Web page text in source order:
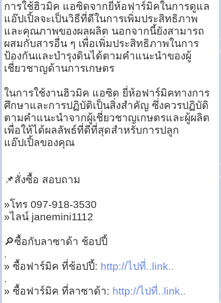
การใช้ฮิวมิค แอซิดจากยี่ห้อฟาร์มิคในการดูแล
แอ๊ปเปิ้ลจะเป็นวิธีที่ดีในการเพิ่มประสิทธิภาพ
และคุณภาพของผลผลิต นอกจากนี้ยังสามารถ
ผสมกับสารอื่น ๆ เพื่อเพิ่มประสิทธิภาพในการ
ป้องกันและบำรุงดินได้ตามคำแนะนำของผู้
เชี่ยวชาญด้านการเกษตร
ในการใช้งานฮิวมิค แอซิด ยี่ห้อฟาร์มิคทางการ
ศึกษาและการปฏิบัติเป็นสิ่งสำคัญ ซึ่งควรปฏิบัติ
ตามคำแนะนำจากผู้เชี่ยวชาญเกษตรและผู้ผลิต
เพื่อให้ได้ผลลัพธ์ที่ดีที่สุดสำหรับการปลูก
แอ๊ปเปิ้ลของคุณ
📌สั่งซื้อ สอบถาม
»โทร 097-918-3530
»ไลน์ janemini1112
🔎ซื้อกับลาซาด้า ช้อปปี้
.
» ซื้อฟาร์มิค ที่ช้อปปี้: http://ไปที่..link..
.
» ซื้อฟาร์มิค ที่ลาซาด้า: http://ไปที่..link..